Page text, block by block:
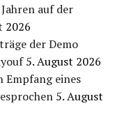
auf der
2026
der Demo
5. August 2026
Empfang eines
5. August